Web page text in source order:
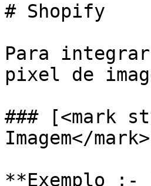
# Shopify
Para
pixel de
### [<mark
Imagem</
**Exemplo :-